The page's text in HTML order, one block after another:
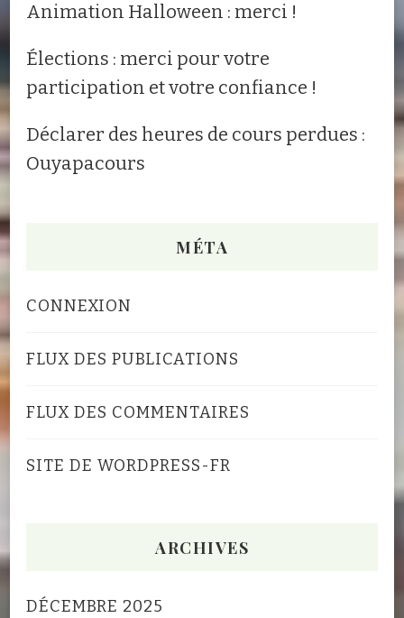
Animation Halloween : merci !
Élections : merci pour votre
participation et votre confiance !
Déclarer des heures de cours perdues :
Ouyapacours
MÉTA
CONNEXION
FLUX DES PUBLICATIONS
FLUX DES COMMENTAIRES
SITE DE WORDPRESS-FR
ARCHIVES
DÉCEMBRE 2025